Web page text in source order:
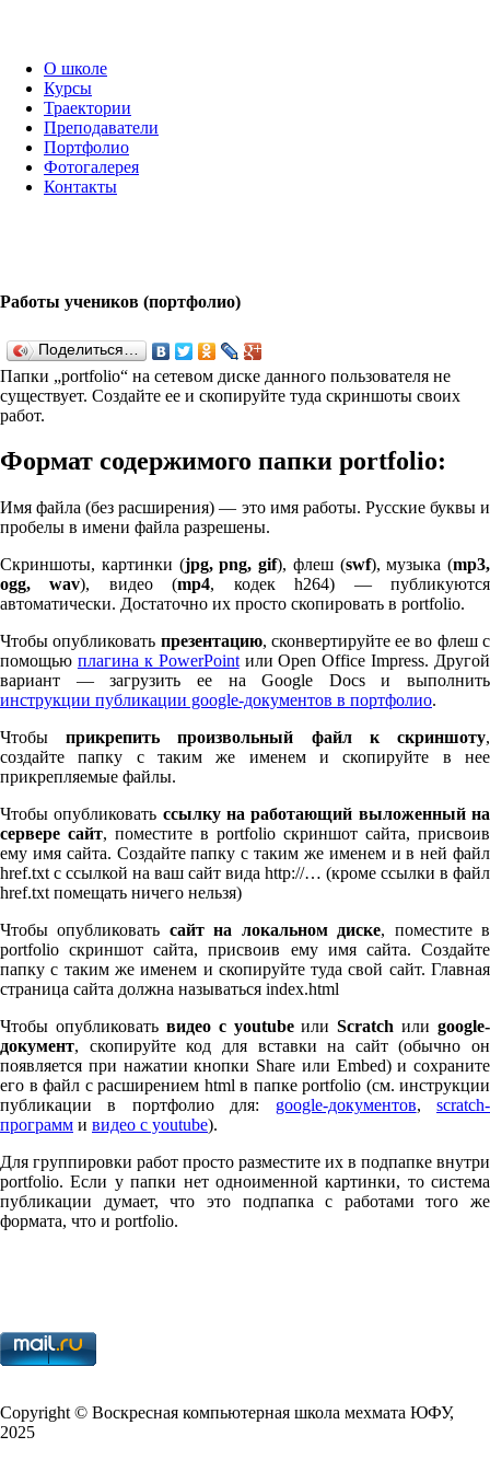
О школе
Курсы
Траектории
Преподаватели
Портфолио
Фотогалерея
Контакты
Работы учеников (портфолио)
Поделиться…
Папки „port­fo­lio“ на сетевом диске данного пользователя не
существует. Создайте ее и скопируйте туда скриншоты своих
работ.
Формат содержимого папки port­fo­lio:
Имя файла (без расширения) — это имя работы. Русские буквы и
пробелы в имени файла разрешены.
Скриншоты, картинки (jpg, png, gif), флеш (swf), музыка (mp3,
ogg, wav), видео (mp4, кодек h264) — публикуются
автоматически. Достаточно их просто скопировать в port­fo­lio.
Чтобы опубликовать презентацию, сконвертируйте ее во флеш с
помощью плагина к Pow­er­Pointили Open Office Impress. Другой
вариант — загрузить ее на Google Docs и выполнить
инструкции публикации google-документов в портфолио.
Чтобыприкрепить произвольный файл к скриншоту,
создайте папку с таким же именем и скопируйте в нее
прикрепляемые файлы.
Чтобы опубликовать ссылку на работающий выложенный на
сервере сайт, поместите в port­fo­lio скриншот сайта, присвоив
ему имя сайта. Создайте папку с таким же именем и в ней файл
href.txt с ссылкой на ваш сайт вида http://… (кроме ссылки в файл
href.txt помещать ничего нельзя)
Чтобы опубликовать сайт на локальном диске, поместите в
port­fo­lio скриншот сайта, присвоив ему имя сайта. Создайте
папку с таким же именем и скопируйте туда свой сайт. Главная
страница сайта должна называться index.html
Чтобы опубликовать видео с youtubeилиScratch или google-
документ, скопируйте код для вставки на сайт (обычно он
появляется при нажатии кнопки Share или Embed) и сохраните
его в файл с расширением html в папке port­fo­lio (см. инструкции
публикации в портфолио для: google-документов,scratch-
программ и видео с youtube).
Для группировки работ просто разместите их в подпапке внутри
port­fo­lio. Если у папки нет одноименной картинки, то система
публикации думает, что это подпапка с работами того же
формата, что и port­fo­lio.
Copy­right © Воскресная компьютерная школа мехмата ЮФУ,
2025